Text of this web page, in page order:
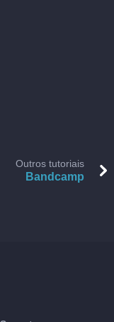
Outros tutoriais
Bandcamp